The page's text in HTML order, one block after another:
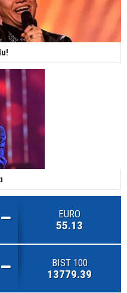
EURO
55.13
BIST 100
13779.39